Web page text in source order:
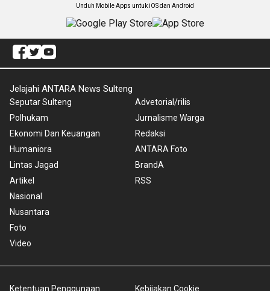
Unduh Mobile Apps untuk iOS dan Android
Jelajahi ANTARA News Sulteng
Seputar Sulteng
Polhukam
Ekonomi Dan Keuangan
Humaniora
Lintas Jagad
Artikel
Nasional
Nusantara
Foto
Video
Advetorial/rilis
Jurnalisme Warga
Redaksi
ANTARA Foto
BrandA
RSS
Ketentuan Penggunaan Kebijakan Cookie